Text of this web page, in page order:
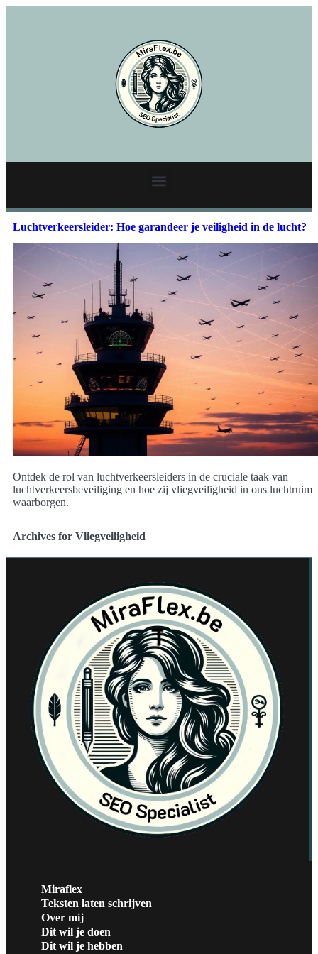
Luchtverkeersleider: Hoe garandeer je veiligheid in de lucht?
Ontdek de rol van luchtverkeersleiders in de cruciale taak van
luchtverkeersbeveiliging en hoe zij vliegveiligheid in ons luchtruim
waarborgen.
Archives for Vliegveiligheid
Miraflex
Teksten laten schrijven
Over mij
Dit wil je doen
Dit wil je hebben